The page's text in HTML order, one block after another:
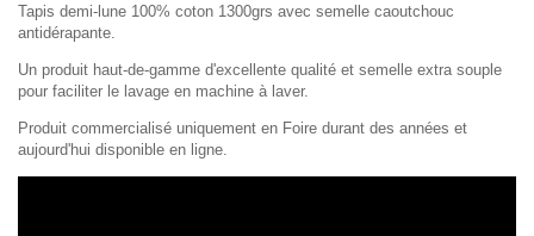
Tapis demi-lune 100% coton 1300grs avec semelle caoutchouc
antidérapante.
Un produit haut-de-gamme d'excellente qualité et semelle extra souple
pour faciliter le lavage en machine à laver.
Produit commercialisé uniquement en Foire durant des années et
aujourd'hui disponible en ligne.